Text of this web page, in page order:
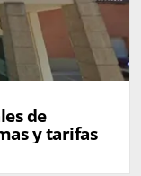
de
y tarifas